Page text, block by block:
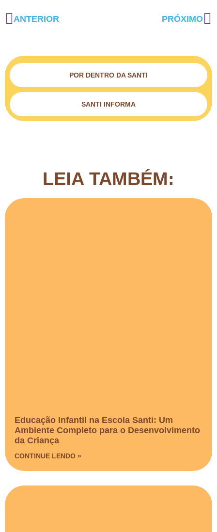
POR DENTRO DA SANTI
SANTI INFORMA
ANTERIOR PRÓXIMO
LEIA TAMBÉM:
Educação Infantil na Escola Santi: Um
Ambiente Completo para o Desenvolvimento
da Criança
CONTINUE LENDO »